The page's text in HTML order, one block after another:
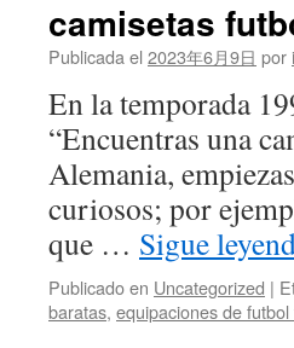
camisetas
Publicada el 2023年6月9日 por
En la temporada
“Encuentras una
Alemania,
curiosos; por
que … Sigue
Publicado en Uncategorized |
baratas, equipaciones de futbol